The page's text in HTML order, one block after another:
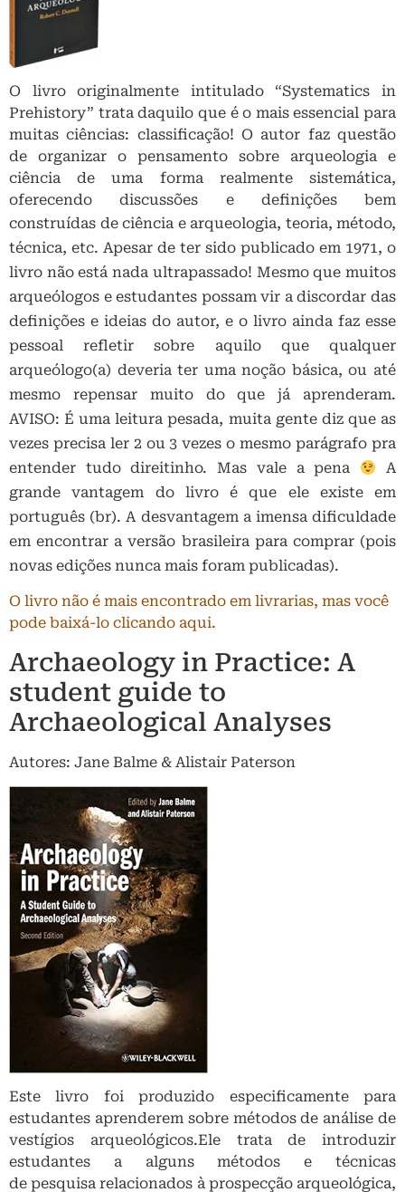
O livro originalmente intitulado “Systematics in
Prehistory” trata daquilo que é o mais essencial para
muitas ciências: classificação! O autor faz questão
de organizar o pensamento sobre arqueologia e
ciência de uma forma realmente sistemática,
oferecendo discussões e definições bem
construídas de ciência e arqueologia, teoria, método,
técnica, etc. Apesar de ter sido publicado em 1971, o
livro não está nada ultrapassado! Mesmo que muitos
arqueólogos e estudantes possam vir a discordar das
definições e ideias do autor, e o livro ainda faz esse
pessoal refletir sobre aquilo que qualquer
arqueólogo(a) deveria ter uma noção básica, ou até
mesmo repensar muito do que já aprenderam.
AVISO: É uma leitura pesada, muita gente diz que as
vezes precisa ler 2 ou 3 vezes o mesmo parágrafo pra
entender tudo direitinho. Mas vale a pena
A
grande vantagem do livro é que ele existe em
português (br). A desvantagem a imensa dificuldade
em encontrar a versão brasileira para comprar (pois
novas edições nunca mais foram publicadas).
O livro não é mais encontrado em livrarias, mas você
pode baixá-lo clicando aqui.
Archaeology in Practice: A
student guide to
Archaeological Analyses
Autores: Jane Balme & Alistair Paterson
Este livro foi produzido especificamente para
estudantes aprenderem sobre métodos de análise de
vestígios arqueológicos.Ele trata de introduzir
estudantes a alguns métodos e técnicas
de pesquisa relacionados à prospecção arqueológica,